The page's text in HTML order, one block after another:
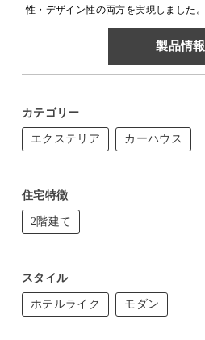
性・デザイン性の両方を実現しました。
製品情報
カテゴリー
エクステリア カーハウス
住宅特徴
2階建て
スタイル
ホテルライク モダン